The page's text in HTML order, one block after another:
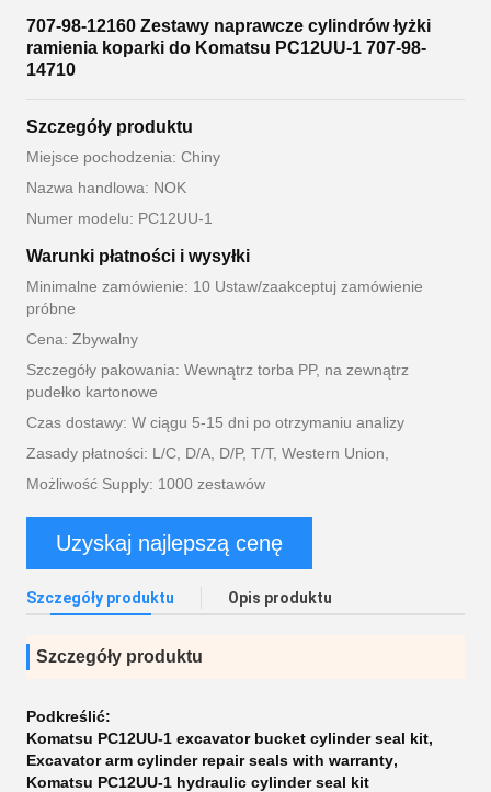
707-98-12160 Zestawy naprawcze cylindrów łyżki
ramienia koparki do Komatsu PC12UU-1 707-98-
14710
Szczegóły produktu
Miejsce pochodzenia: Chiny
Nazwa handlowa: NOK
Numer modelu: PC12UU-1
Warunki płatności i wysyłki
Minimalne zamówienie: 10 Ustaw/zaakceptuj zamówienie
próbne
Cena: Zbywalny
Szczegóły pakowania: Wewnątrz torba PP, na zewnątrz
pudełko kartonowe
Czas dostawy: W ciągu 5-15 dni po otrzymaniu analizy
Zasady płatności: L/C, D/A, D/P, T/T, Western Union,
Możliwość Supply: 1000 zestawów
Uzyskaj najlepszą cenę
Szczegóły produktu Opis produktu
Szczegóły produktu
Podkreślić:
Komatsu PC12UU-1 excavator bucket cylinder seal kit,
Excavator arm cylinder repair seals with warranty,
Komatsu PC12UU-1 hydraulic cylinder seal kit